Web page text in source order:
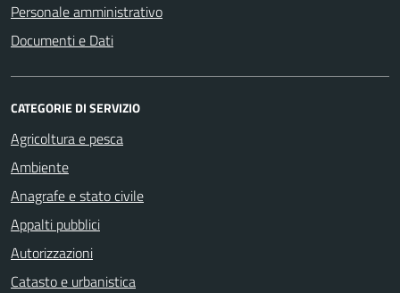
Personale amministrativo
Documenti e Dati
CATEGORIE DI SERVIZIO
Agricoltura e pesca
Ambiente
Anagrafe e stato civile
Appalti pubblici
Autorizzazioni
Catasto e urbanistica